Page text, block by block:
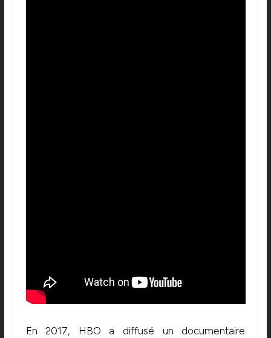
En 2017, HBO a diffusé un documentaire